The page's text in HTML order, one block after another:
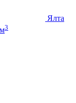
Ялта
3